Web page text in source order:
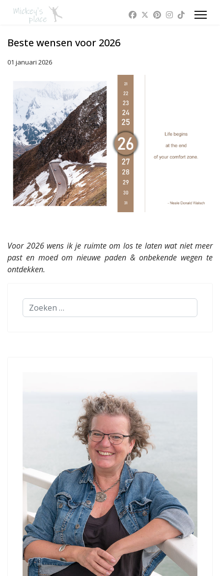
Beste wensen voor 2026
01 januari 2026
Voor 2026 wens ik je ruimte om los te laten wat niet meer
past en moed om nieuwe paden & onbekende wegen te
ontdekken.